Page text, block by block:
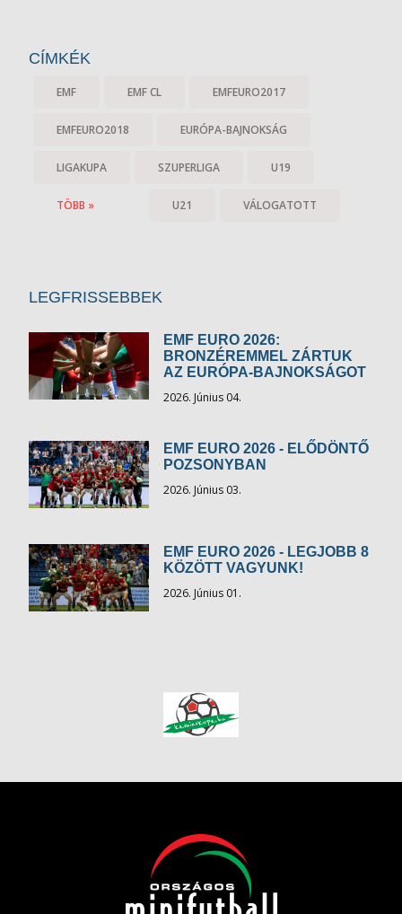
CÍMKÉK
EMF EMF CL EMFEURO2017
EMFEURO2018 EURÓPA-BAJNOKSÁG
LIGAKUPA SZUPERLIGA U19
U21 VÁLOGATOTT
TÖBB »
LEGFRISSEBBEK
EMF EURO 2026:
BRONZÉREMMEL ZÁRTUK
AZ EURÓPA-BAJNOKSÁGOT
2026. Június 04.
EMF EURO 2026 - ELŐDÖNTŐ
POZSONYBAN
2026. Június 03.
EMF EURO 2026 - LEGJOBB 8
KÖZÖTT VAGYUNK!
2026. Június 01.